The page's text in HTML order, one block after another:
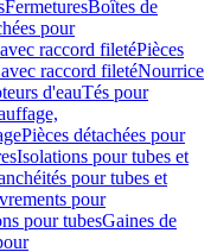
FermeturesBoîtes de
pour
raccord filetéPièces
raccord filetéNourrice
d'eauTés pour
Pièces détachées pour
Isolations pour tubes et
pour tubes et
pour
pour tubesGaines de